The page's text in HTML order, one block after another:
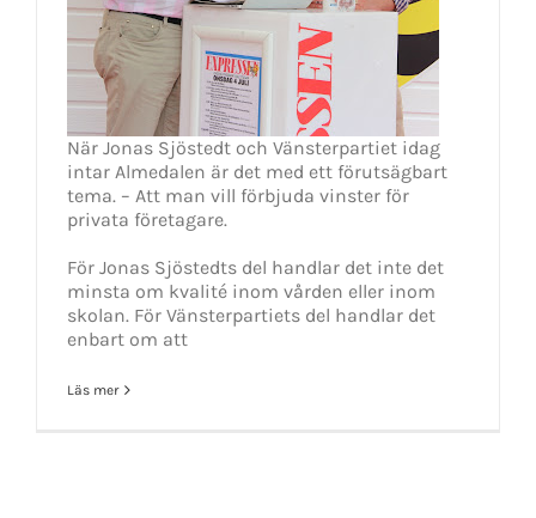
När Jonas Sjöstedt och Vänsterpartiet idag
intar Almedalen är det med ett förutsägbart
tema. – Att man vill förbjuda vinster för
privata företagare.
För Jonas Sjöstedts del handlar det inte det
minsta om kvalité inom vården eller inom
skolan. För Vänsterpartiets del handlar det
enbart om att
Läs mer